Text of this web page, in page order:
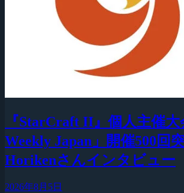
『StarCraft II』個人主催大
Weekly Japan」開催500回
Horikenさんインタビュー
2026年8月5日